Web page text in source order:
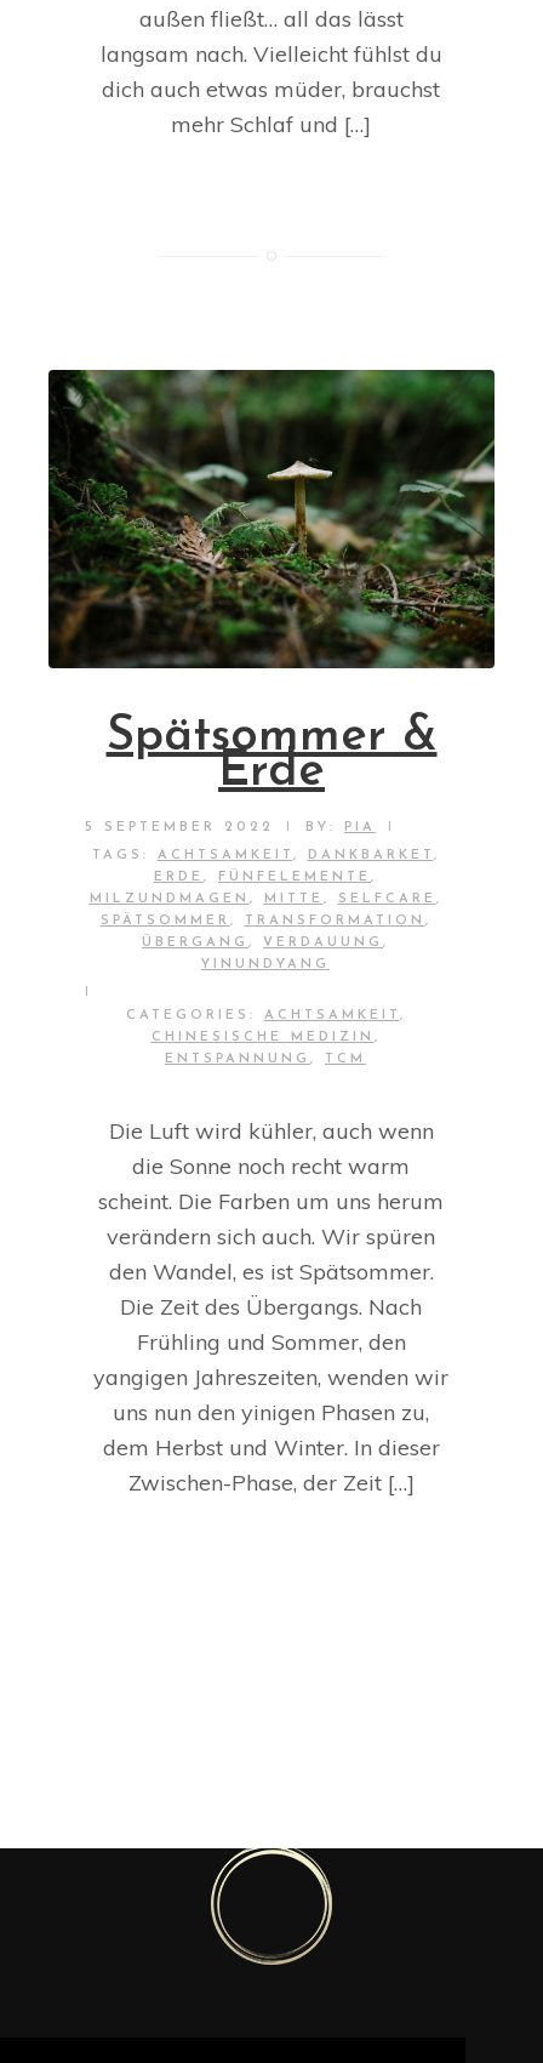
außen fließt… all das lässt
langsam nach. Vielleicht fühlst du
dich auch etwas müder, brauchst
mehr Schlaf und […]
Spätsommer &
Erde
5 SEPTEMBER 2022 BY: PIA
TAGS: ACHTSAMKEIT , DANKBARKET ,
ERDE , FÜNFELEMENTE ,
MILZUNDMAGEN , MITTE , SELFCARE ,
SPÄTSOMMER , TRANSFORMATION ,
ÜBERGANG , VERDAUUNG ,
YINUNDYANG
CATEGORIES: ACHTSAMKEIT ,
CHINESISCHE MEDIZIN ,
ENTSPANNUNG , TCM
Die Luft wird kühler, auch wenn
die Sonne noch recht warm
scheint. Die Farben um uns herum
verändern sich auch. Wir spüren
den Wandel, es ist Spätsommer.
Die Zeit des Übergangs. Nach
Frühling und Sommer, den
yangigen Jahreszeiten, wenden wir
uns nun den yinigen Phasen zu,
dem Herbst und Winter. In dieser
Zwischen-Phase, der Zeit […]